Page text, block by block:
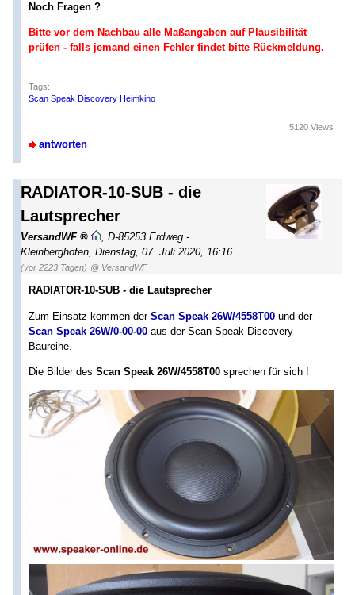
Noch Fragen ?
Bitte vor dem Nachbau alle Maßangaben auf Plausibilität
prüfen - falls jemand einen Fehler findet bitte Rückmeldung.
Tags:
Scan Speak Discovery Heimkino
antworten
5120 Views
RADIATOR-10-SUB - die
Lautsprecher
VersandWF , D-85253 Erdweg -
Kleinberghofen, Dienstag, 07. Juli 2020, 16:16
(vor 2223 Tagen) @ VersandWF
RADIATOR-10-SUB - die Lautsprecher
Zum Einsatz kommen der Scan Speak 26W/4558T00 und der
Scan Speak 26W/0-00-00 aus der Scan Speak Discovery
Baureihe.
Die Bilder des Scan Speak 26W/4558T00 sprechen für sich !